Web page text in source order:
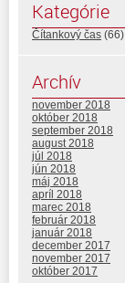
Kategórie
Čítankový čas (66)
Archív
november 2018
október 2018
september 2018
august 2018
júl 2018
jún 2018
máj 2018
apríl 2018
marec 2018
február 2018
január 2018
december 2017
november 2017
október 2017